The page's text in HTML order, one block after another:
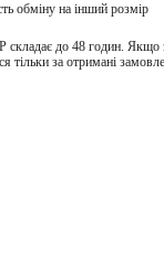
обміну на інший розмір
складає до 48 годин.
тільки за отримані